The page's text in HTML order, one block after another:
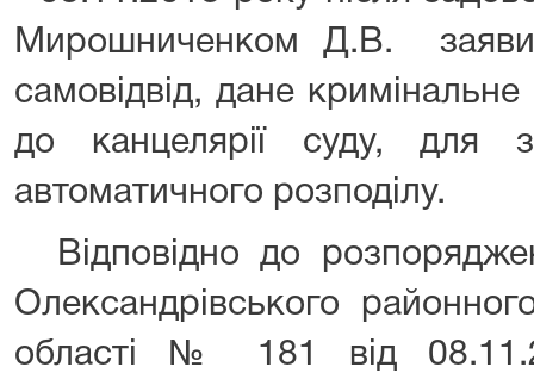
Мирошниченком Д.В.
самовідвід, дане
до канцелярії суду, для
автоматичного розподілу.
Відповідно до
Олександрівського
області № 181 від